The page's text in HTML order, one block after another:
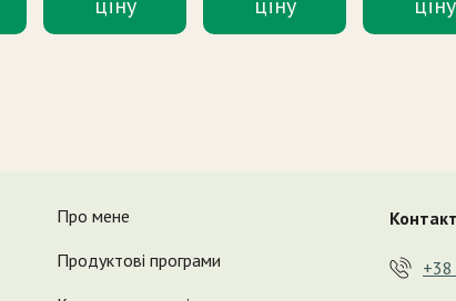
Про мене
Продуктові програми